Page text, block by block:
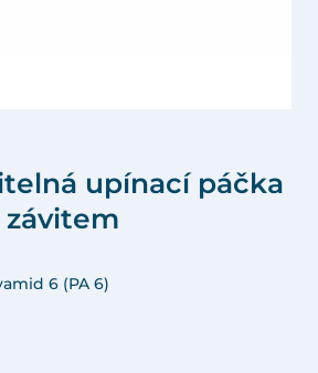
upínací páčka
závitem
6 (PA 6)